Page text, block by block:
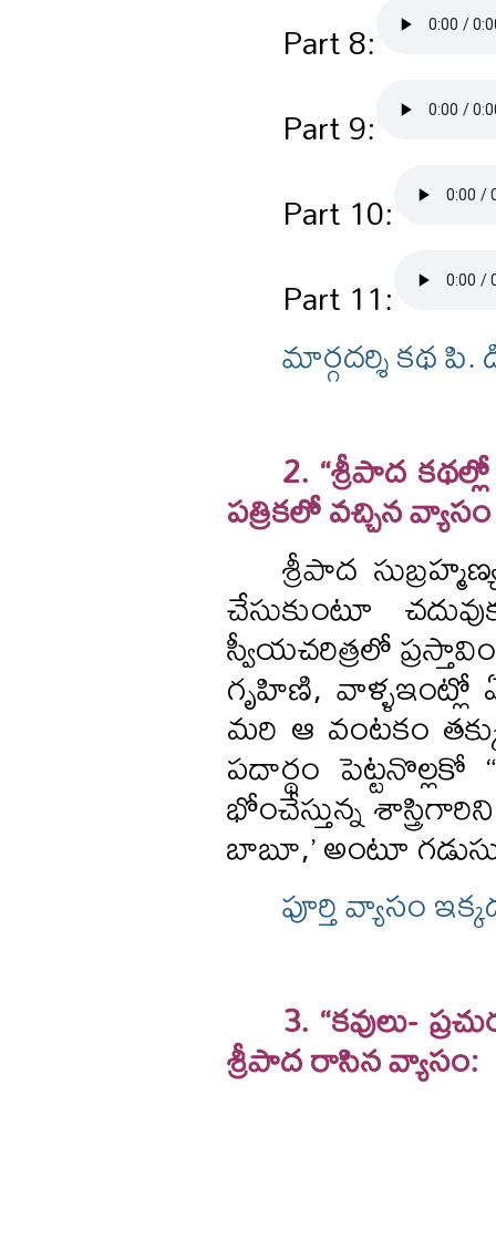
Part 8:
Part 9:
Part 10:
Part 11:
మార్గదర్శి కథ
2. “శ్రీపాద
పత్రికలో వచ్చిన
శ్రీపాద
చేసుకుంటూ
స్వీయచరిత్రలో
గృహిణి,
మరి ఆ వంటకం
పదార్థం
భోంచేస్తున్న
బాబూ,’ అంటూ
పూర్తి వ్యాసం
3. “కవులు-
శ్రీపాద రాసిన వ్యాసం: